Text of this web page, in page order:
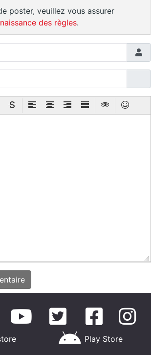
poster, veuillez vous assurer
des règles.
Play Store